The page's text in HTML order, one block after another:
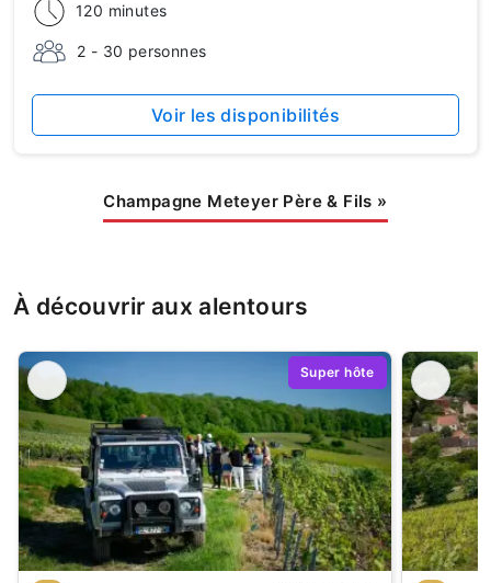
120 minutes
2 - 30 personnes
Voir les disponibilités
Champagne Meteyer Père & Fils »
À découvrir aux alentours
Super hôte